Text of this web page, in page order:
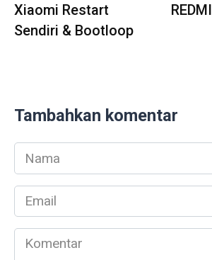
Xiaomi Restart
Sendiri & Bootloop
REDMI
Tambahkan komentar
Nama
*
Email
*
Komentar